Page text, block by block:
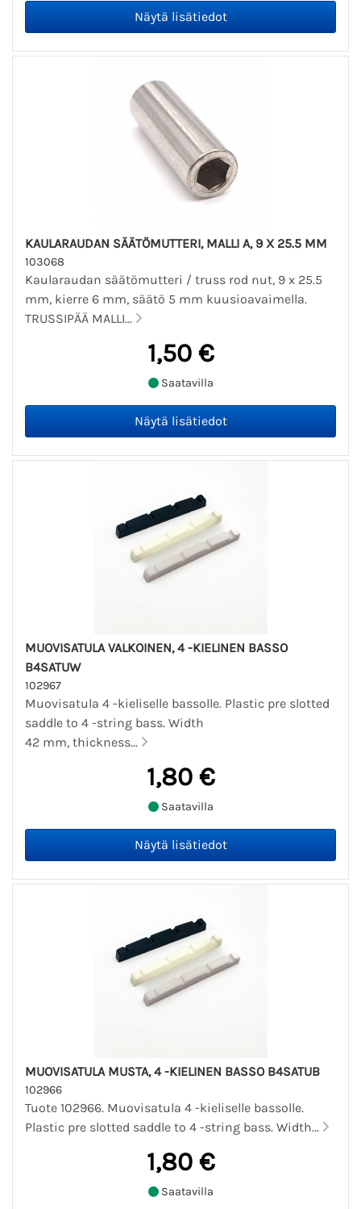
KAULARAUDAN SÄÄTÖMUTTERI, MALLI A, 9 X 25.5 MM
103068
Kaularaudan säätömutteri / truss rod nut, 9 x 25.5
mm, kierre 6 mm, säätö 5 mm kuusioavaimella.
TRUSSIPÄÄ MALLI...
1,50 €
Saatavilla
MUOVISATULA VALKOINEN, 4 -KIELINEN BASSO
B4SATUW
102967
Muovisatula 4 -kieliselle bassolle. Plastic pre slotted
saddle to 4 -string bass. Width
42 mm, thickness...
1,80 €
Saatavilla
MUOVISATULA MUSTA, 4 -KIELINEN BASSO B4SATUB
102966
Tuote 102966. Muovisatula 4 -kieliselle bassolle.
Plastic pre slotted saddle to 4 -string bass. Width...
1,80 €
Saatavilla